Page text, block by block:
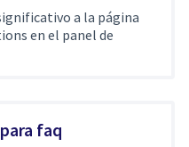
a la página
en el panel de
faq